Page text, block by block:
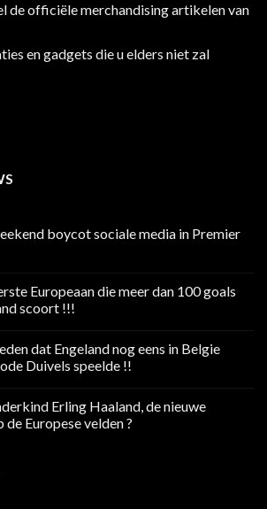
de officiële merchandising artikelen van
en gadgets die u elders niet zal
boycot sociale media in Premier
Europeaan die meer dan 100 goals
scoort !!!
dat Engeland nog eens in Belgie
Duivels speelde !!
Erling Haaland, de nieuwe
de Europese velden ?